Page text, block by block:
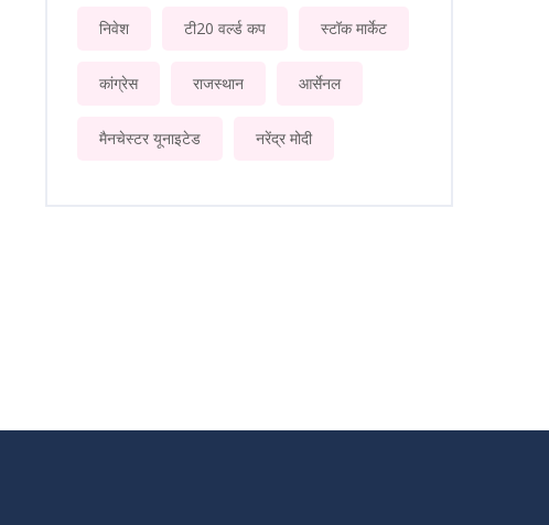
निवेश टी20 वर्ल्ड कप स्टॉक मार्केट
कांग्रेस राजस्थान आर्सेनल
मैनचेस्टर यूनाइटेड नरेंद्र मोदी